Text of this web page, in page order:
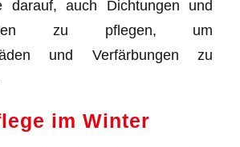
darauf, auch Dichtungen und
zu pflegen, um
und Verfärbungen zu
im Winter